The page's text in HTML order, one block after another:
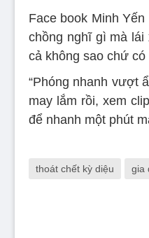
Face book Minh
chồng nghĩ gì mà
cả không sao chứ
“Phóng nhanh vượt
may lắm rồi, xem
để nhanh một phút
thoát chết kỳ diệu gia